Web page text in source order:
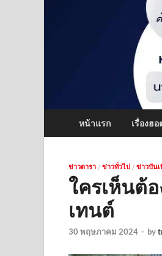
หน้าแรก เรื่องฮอ
ข่าวดารา / ข่าวทั่วไป / ข่าวบันเ
ใครเห็นต้
เทนต์
30 พฤษภาคม 2024 - by